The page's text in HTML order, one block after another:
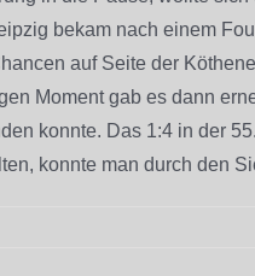
bekam nach einem
auf Seite der
Moment gab es dann
konnte. Das 1:4 in der
konnte man durch den